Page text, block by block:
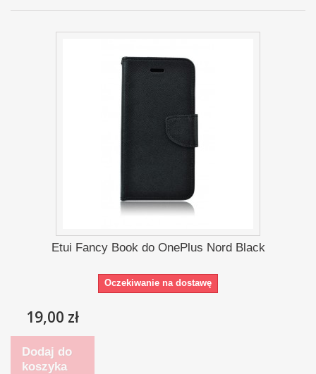
Etui Fancy Book do OnePlus Nord Black
Oczekiwanie na dostawę
19,00 zł
Dodaj do
koszyka